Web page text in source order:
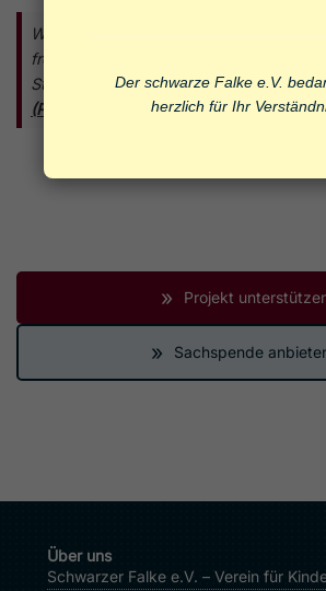
Der schwarze Falke e.V.
herzlich für Ihr
Wenn Sie dieses Projekt gezielt
freuen wir uns über eine
Stichwort
(Projekt-ID: P-000009).
» Projekt
» Sachspende
Über uns
Schwarzer Falke e.V. – Verein für